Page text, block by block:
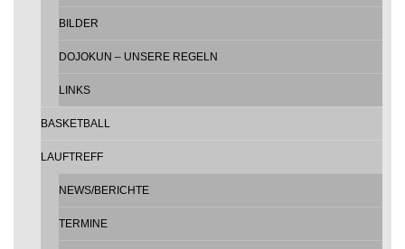
BILDER
DOJOKUN – UNSERE REGELN
LINKS
BASKETBALL
LAUFTREFF
NEWS/BERICHTE
TERMINE